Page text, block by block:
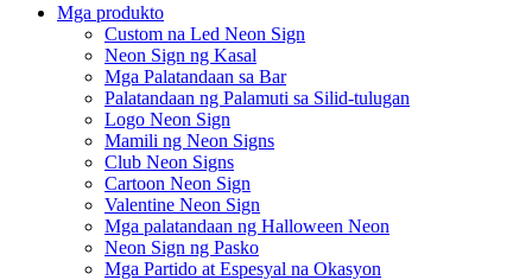
Mga produkto
Custom na Led Neon Sign
Neon Sign ng Kasal
Mga Palatandaan sa Bar
Palatandaan ng Palamuti sa Silid-tulugan
Logo Neon Sign
Mamili ng Neon Signs
Club Neon Signs
Cartoon Neon Sign
Valentine Neon Sign
Mga palatandaan ng Halloween Neon
Neon Sign ng Pasko
Mga Partido at Espesyal na Okasyon